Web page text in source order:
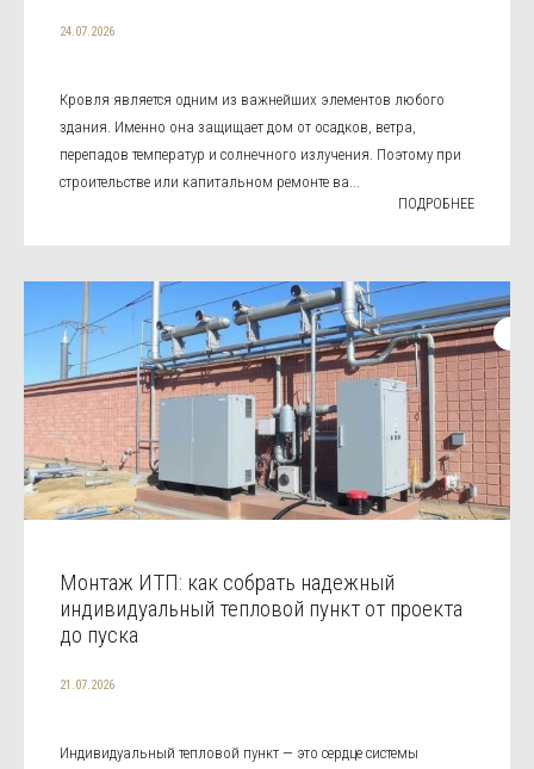
24.07.2026
Кровля является одним из важнейших элементов любого
здания. Именно она защищает дом от осадков, ветра,
перепадов температур и солнечного излучения. Поэтому при
строительстве или капитальном ремонте ва...
ПОДРОБНЕЕ
Монтаж ИТП: как собрать надежный
индивидуальный тепловой пункт от проекта
до пуска
21.07.2026
Индивидуальный тепловой пункт — это сердце системы